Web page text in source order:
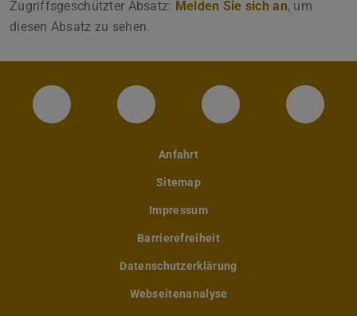
Zugriffsgeschützter Absatz: Melden Sie sich an, um
diesen Absatz zu sehen.
Instagram-Seite des Fachbereichs
LinkedIn-Profil desFacebook-Seite
Anfahrt
Sitemap
Impressum
Barrierefreiheit
Datenschutzerklärung
Webseitenanalyse